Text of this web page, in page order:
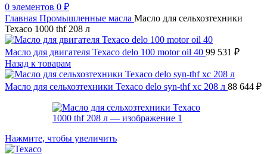
0 элементов 0 ₽
Главная Промышленные масла Масло для сельхозтехники
Texaco 1000 thf 208 л
Масло для двигателя Texaco delo 100 motor oil 40 99 531 ₽
Назад к товарам
Масло для сельхозтехники Texaco delo syn-thf xc 208 л 88 644 ₽
Нажмите, чтобы увеличить